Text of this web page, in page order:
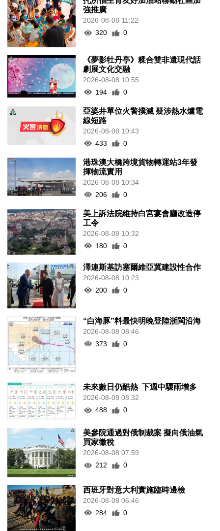
強推廣
2026-08-08 11:22
320
0
《夢影牡丹亭》糅合雙非遺現代話
劇展文化交融
2026-08-08 10:55
194
0
亞婆井單位火警撲滅 疑涉熱水爐電
線短路
2026-08-08 10:43
433
0
港珠澳大橋跨境貨物轉運站3年發
揮物流實用
2026-08-08 10:34
206
0
美上訴法院維持白宮宴會廳改造停
工令
2026-08-08 10:32
180
0
澤連斯基訪塞爾維亞冀建設性合作
2026-08-08 10:23
200
0
“白海豚”料最快明晚登陸浙閩沿海
2026-08-08 08:46
373
0
未來數日仍酷熱 下週中驟雨增多
2026-08-08 08:32
488
0
美參院通過對俄制裁案 擬向俄油氣
買家徵稅
2026-08-08 07:59
212
0
西班牙對意大利實施臨時邊檢
2026-08-08 06:46
284
0